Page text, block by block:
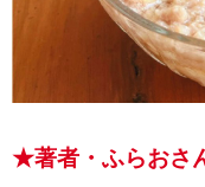
★著者・ふらおさ